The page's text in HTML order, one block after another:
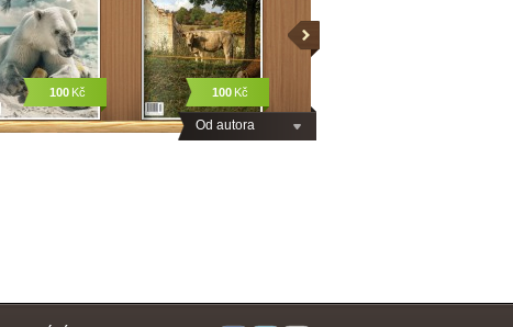
Od autora
100 Kč 100 Kč